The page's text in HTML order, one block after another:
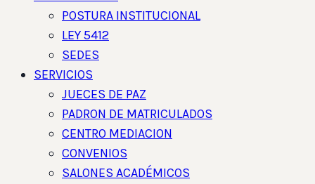
POSTURA INSTITUCIONAL
LEY 5412
SEDES
SERVICIOS
JUECES DE PAZ
PADRON DE MATRICULADOS
CENTRO MEDIACION
CONVENIOS
SALONES ACADÉMICOS